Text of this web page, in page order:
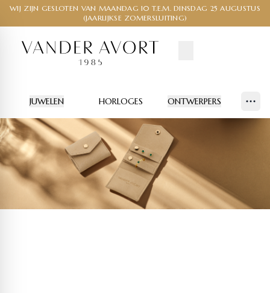
WIJ ZIJN GESLOTEN VAN MAANDAG 10 T.E.M. DINSDAG 25 AUGUSTUS
(JAARLIJKSE ZOMERSLUITING)
JUWELEN HORLOGES ONTWERPERS